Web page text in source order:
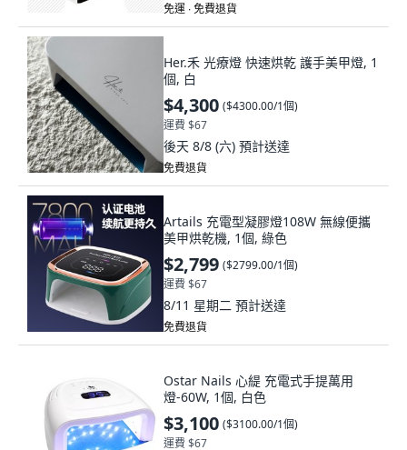
免運 ∙ 免費退貨
Her.禾 光療燈 快速烘乾 護手美甲燈, 1
個, 白
$4,300 ($4300.00/1個)
運費 $67
後天 8/8 (六) 預計送達
免費退貨
Artails 充電型凝膠燈108W 無線便攜
美甲烘乾機, 1個, 綠色
$2,799 ($2799.00/1個)
運費 $67
8/11 星期二 預計送達
免費退貨
Ostar Nails 心緹 充電式手提萬用
燈-60W, 1個, 白色
$3,100 ($3100.00/1個)
運費 $67